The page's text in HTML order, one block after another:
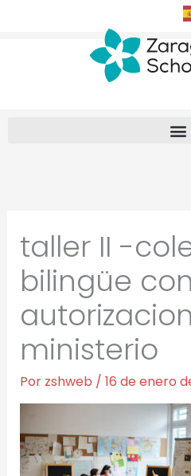
taller II -
bilingüe con
autorizacion
ministerio
Por zshweb / 16 de enero